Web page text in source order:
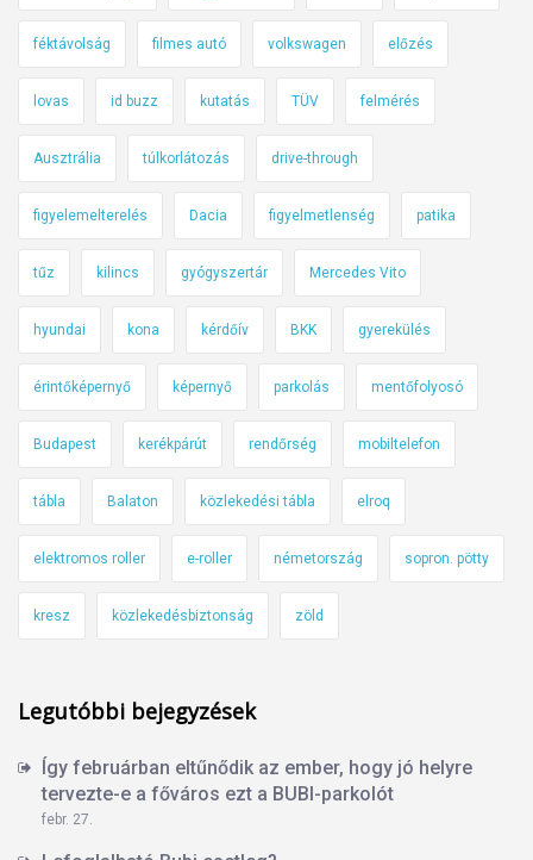
féktávolság filmes autó volkswagen előzés
lovas id buzz kutatás TÜV felmérés
Ausztrália túlkorlátozás drive-through
figyelemelterelés Dacia figyelmetlenség patika
tűz kilincs gyógyszertár Mercedes Vito
hyundai kona kérdőív BKK gyerekülés
érintőképernyő képernyő parkolás mentőfolyosó
Budapest kerékpárút rendőrség mobiltelefon
tábla Balaton közlekedési tábla elroq
elektromos roller e-roller németország sopron. pötty
kresz közlekedésbiztonság zöld
Legutóbbi bejegyzések
Így februárban eltűnődik az ember, hogy jó helyre
tervezte-e a főváros ezt a BUBI-parkolót
febr. 27.